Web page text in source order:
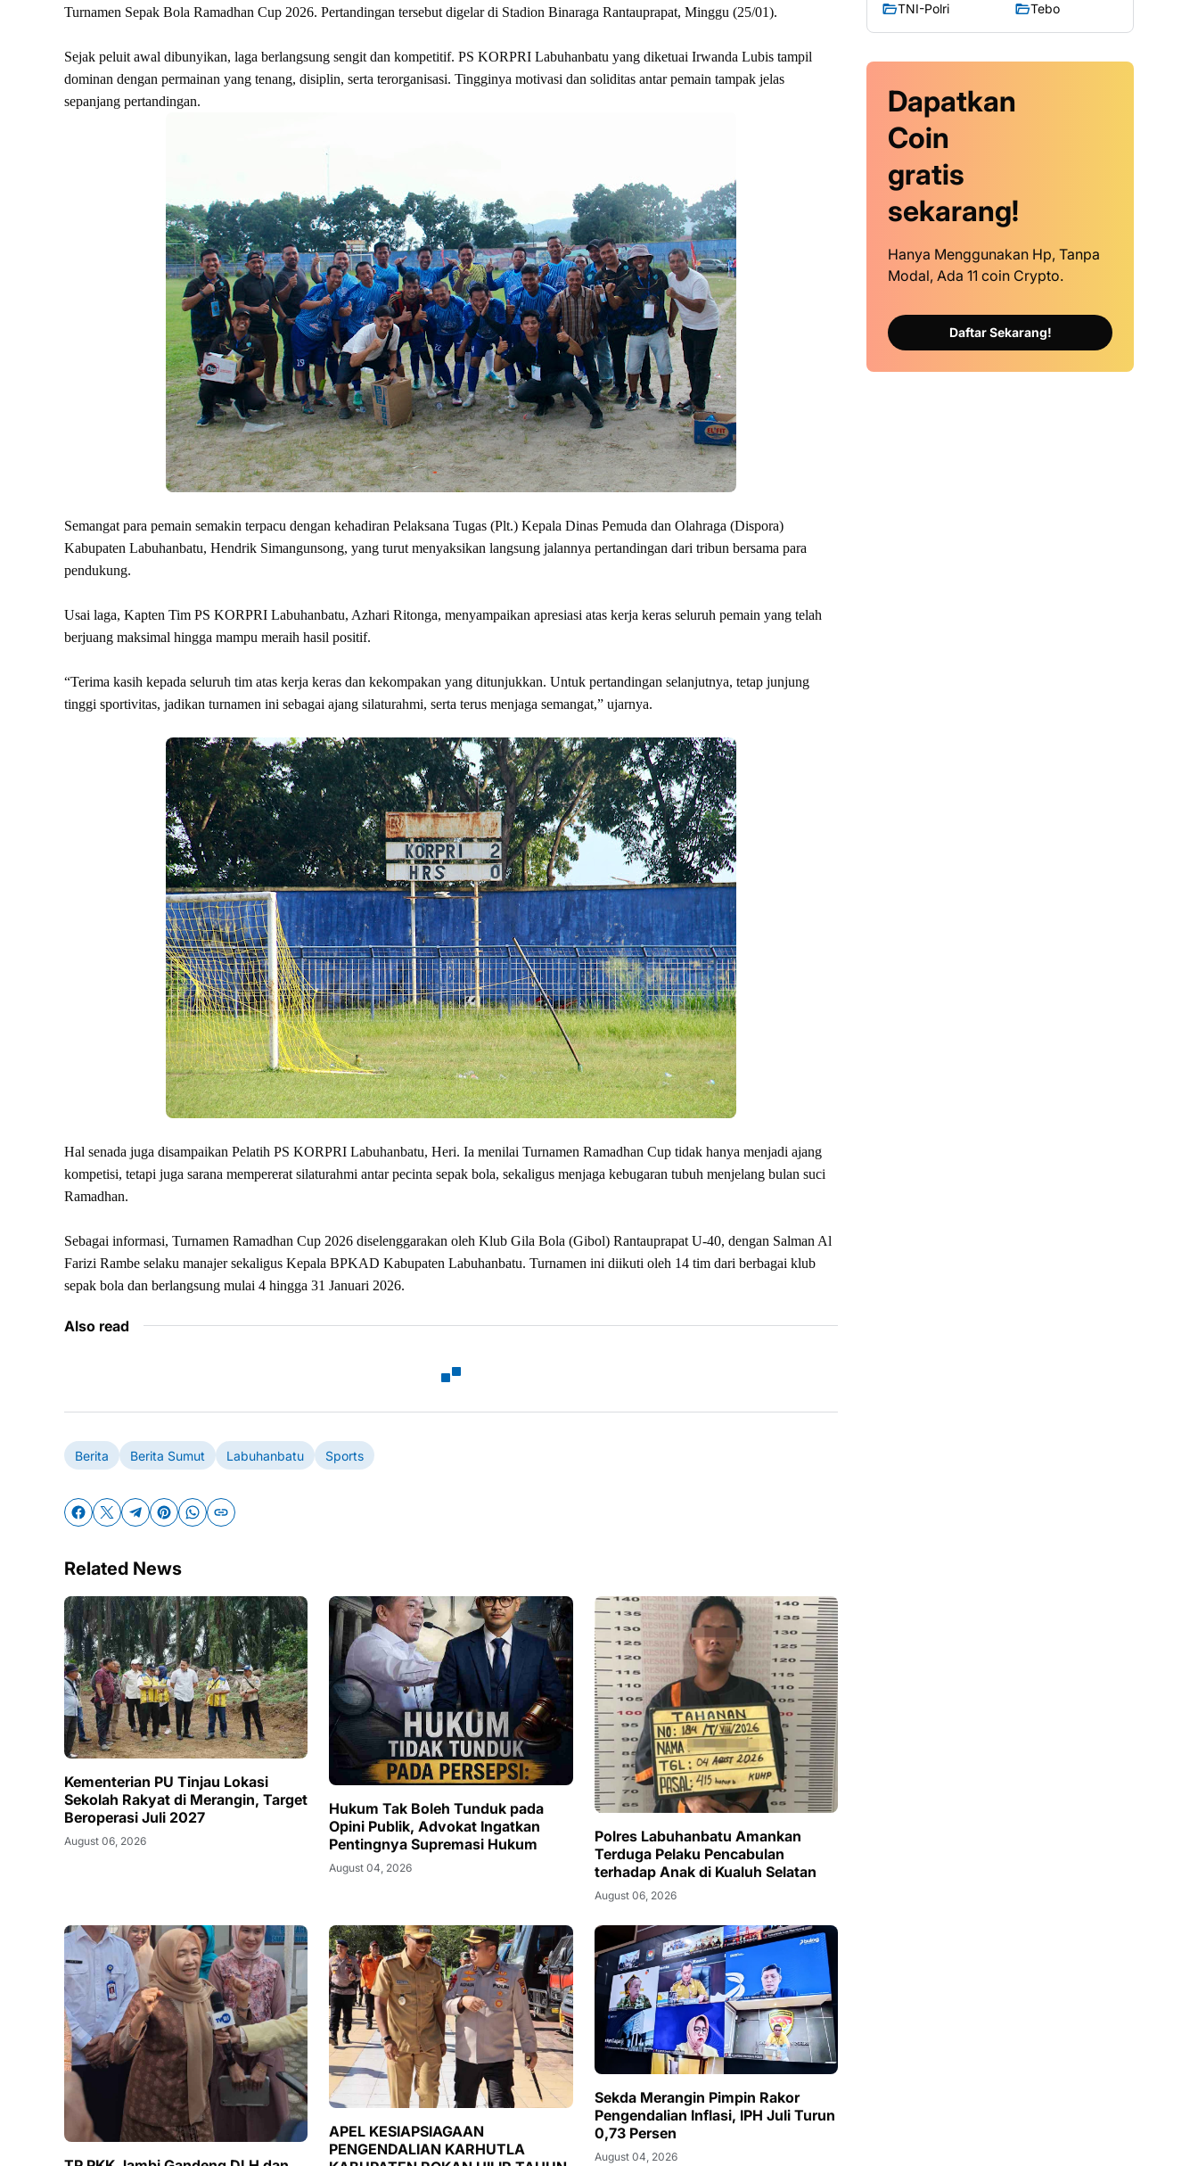
Turnamen Sepak Bola Ramadhan Cup 2026. Pertandingan tersebut digelar di Stadion Binaraga Rantauprapat, Minggu (25/01).
Sejak peluit awal dibunyikan, laga berlangsung sengit dan kompetitif. PS KORPRI Labuhanbatu yang diketuai Irwanda Lubis tampil
dominan dengan permainan yang tenang, disiplin, serta terorganisasi. Tingginya motivasi dan soliditas antar pemain tampak jelas
sepanjang pertandingan.
Semangat para pemain semakin terpacu dengan kehadiran Pelaksana Tugas (Plt.) Kepala Dinas Pemuda dan Olahraga (Dispora)
Kabupaten Labuhanbatu, Hendrik Simangunsong, yang turut menyaksikan langsung jalannya pertandingan dari tribun bersama para
pendukung.
Usai laga, Kapten Tim PS KORPRI Labuhanbatu, Azhari Ritonga, menyampaikan apresiasi atas kerja keras seluruh pemain yang telah
berjuang maksimal hingga mampu meraih hasil positif.
“Terima kasih kepada seluruh tim atas kerja keras dan kekompakan yang ditunjukkan. Untuk pertandingan selanjutnya, tetap junjung
tinggi sportivitas, jadikan turnamen ini sebagai ajang silaturahmi, serta terus menjaga semangat,” ujarnya.
Hal senada juga disampaikan Pelatih PS KORPRI Labuhanbatu, Heri. Ia menilai Turnamen Ramadhan Cup tidak hanya menjadi ajang
kompetisi, tetapi juga sarana mempererat silaturahmi antar pecinta sepak bola, sekaligus menjaga kebugaran tubuh menjelang bulan suci
Ramadhan.
Sebagai informasi, Turnamen Ramadhan Cup 2026 diselenggarakan oleh Klub Gila Bola (Gibol) Rantauprapat U-40, dengan Salman Al
Farizi Rambe selaku manajer sekaligus Kepala BPKAD Kabupaten Labuhanbatu. Turnamen ini diikuti oleh 14 tim dari berbagai klub
sepak bola dan berlangsung mulai 4 hingga 31 Januari 2026.
Also read
Berita Berita Sumut Labuhanbatu Sports
Related News
Kementerian PU Tinjau Lokasi
Sekolah Rakyat di Merangin, Target
Beroperasi Juli 2027
August 06, 2026
Hukum Tak Boleh Tunduk pada
Opini Publik, Advokat Ingatkan
Pentingnya Supremasi Hukum
August 04, 2026
Polres Labuhanbatu Amankan
Terduga Pelaku Pencabulan
terhadap Anak di Kualuh Selatan
August 06, 2026
APEL KESIAPSIAGAAN
PENGENDALIAN KARHUTLA
Sekda Merangin Pimpin Rakor
Pengendalian Inflasi, IPH Juli Turun
0,73 Persen
August 04, 2026
TNI-Polri
Tebo
Dapatkan
Coin
gratis
sekarang!
Hanya Menggunakan Hp, Tanpa
Modal, Ada 11 coin Crypto.
Daftar Sekarang!